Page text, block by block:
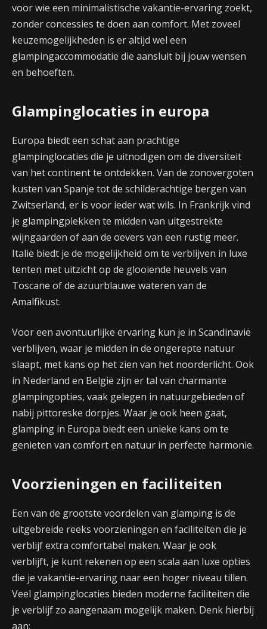
voor wie een minimalistische vakantie-ervaring zoekt,
zonder concessies te doen aan comfort. Met zoveel
keuzemogelijkheden is er altijd wel een
glampingaccommodatie die aansluit bij jouw wensen
en behoeften.
Glampinglocaties in europa
Europa biedt een schat aan prachtige
glampinglocaties die je uitnodigen om de diversiteit
van het continent te ontdekken. Van de zonovergoten
kusten van Spanje tot de schilderachtige bergen van
Zwitserland, er is voor ieder wat wils. In Frankrijk vind
je glampingplekken te midden van uitgestrekte
wijngaarden of aan de oevers van een rustig meer.
Italië biedt je de mogelijkheid om te verblijven in luxe
tenten met uitzicht op de glooiende heuvels van
Toscane of de azuurblauwe wateren van de
Amalfikust.
Voor een avontuurlijke ervaring kun je in Scandinavië
verblijven, waar je midden in de ongerepte natuur
slaapt, met kans op het zien van het noorderlicht. Ook
in Nederland en België zijn er tal van charmante
glampingopties, vaak gelegen in natuurgebieden of
nabij pittoreske dorpjes. Waar je ook heen gaat,
glamping in Europa biedt een unieke kans om te
genieten van comfort en natuur in perfecte harmonie.
Voorzieningen en faciliteiten
Een van de grootste voordelen van glamping is de
uitgebreide reeks voorzieningen en faciliteiten die je
verblijf extra comfortabel maken. Waar je ook
verblijft, je kunt rekenen op een scala aan luxe opties
die je vakantie-ervaring naar een hoger niveau tillen.
Veel glampinglocaties bieden moderne faciliteiten die
je verblijf zo aangenaam mogelijk maken. Denk hierbij
aan: